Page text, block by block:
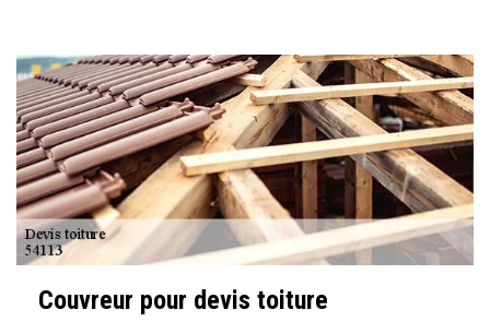
Couvreur pour devis toiture